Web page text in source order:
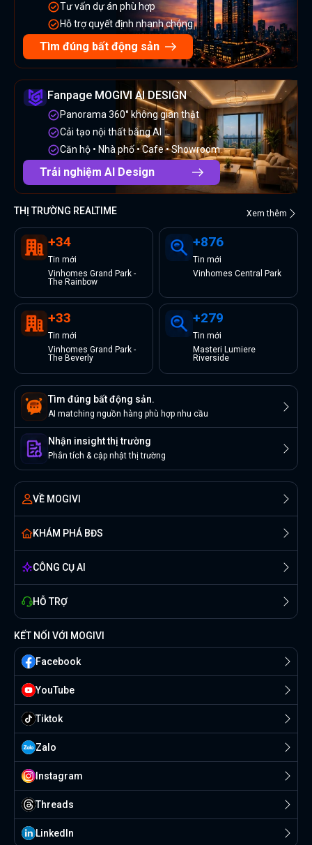
Tư vấn dự án phù hợp
Hỗ trợ quyết định nhanh chóng
Tìm đúng bất động sản
Fanpage MOGIVI AI DESIGN
Panorama 360° không gian thật
Cải tạo nội thất bằng AI
Căn hộ • Nhà phố • Cafe • Showroom
Trải nghiệm AI Design
THỊ TRƯỜNG REALTIME Xem thêm
+34
Tin mới
Vinhomes Grand Park -
The Rainbow
+876
Tin mới
Vinhomes Central Park
+33
Tin mới
Vinhomes Grand Park -
The Beverly
+279
Tin mới
Masteri Lumiere
Riverside
Tìm đúng bất động sản.
AI matching nguồn hàng phù hợp nhu cầu
Nhận insight thị trường
Phân tích & cập nhật thị trường
VỀ MOGIVI
KHÁM PHÁ BĐS
CÔNG CỤ AI
HỖ TRỢ
KẾT NỐI VỚI MOGIVI
Facebook
YouTube
Tiktok
Zalo
Instagram
Threads
Linkedln